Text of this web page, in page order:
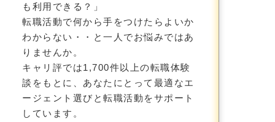
も利用できる？」
転職活動で何から手をつけたらよいか
わからない・・と一人でお悩みではあ
りませんか。
キャリ評では1,700件以上の転職体験
談をもとに、あなたにとって最適なエ
ージェント選びと転職活動をサポート
しています。